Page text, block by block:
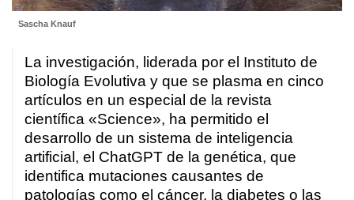
Sascha Knauf
La investigación, liderada por el Instituto de
Biología Evolutiva y que se plasma en cinco
artículos en un especial de la revista
científica «Science», ha permitido el
desarrollo de un sistema de inteligencia
artificial, el ChatGPT de la genética, que
identifica mutaciones causantes de
patologías como el cáncer, la diabetes o las